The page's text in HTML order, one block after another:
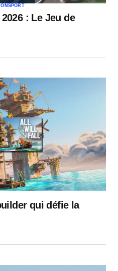
SPORT
: Le Jeu de
qui défie la